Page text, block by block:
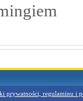
prywatności, regulaminu i